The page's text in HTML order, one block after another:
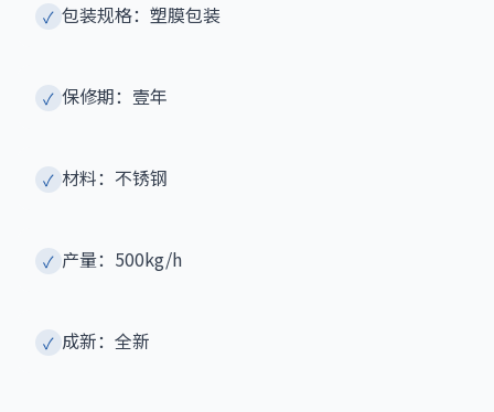
✓ 包装规格：塑膜包装
✓ 保修期：壹年
✓ 材料：不锈钢
✓ 产量：500kg/h
✓ 成新：全新